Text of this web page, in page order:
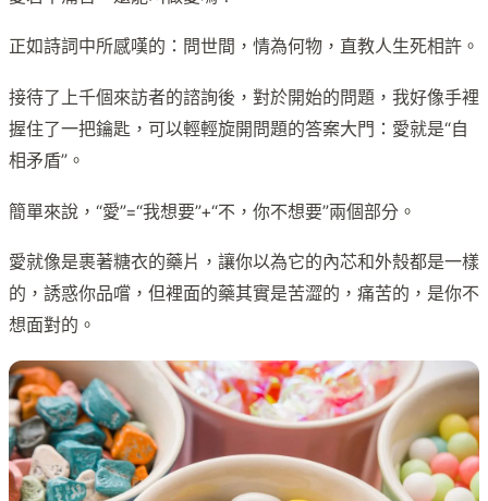
正如詩詞中所感嘆的：問世間，情為何物，直教人生死相許。
接待了上千個來訪者的諮詢後，對於開始的問題，我好像手裡
握住了一把鑰匙，可以輕輕旋開問題的答案大門：愛就是“自
相矛盾”。
簡單來說，“愛”=“我想要”+“不，你不想要”兩個部分。
愛就像是裹著糖衣的藥片，讓你以為它的內芯和外殼都是一樣
的，誘惑你品嚐，但裡面的藥其實是苦澀的，痛苦的，是你不
想面對的。